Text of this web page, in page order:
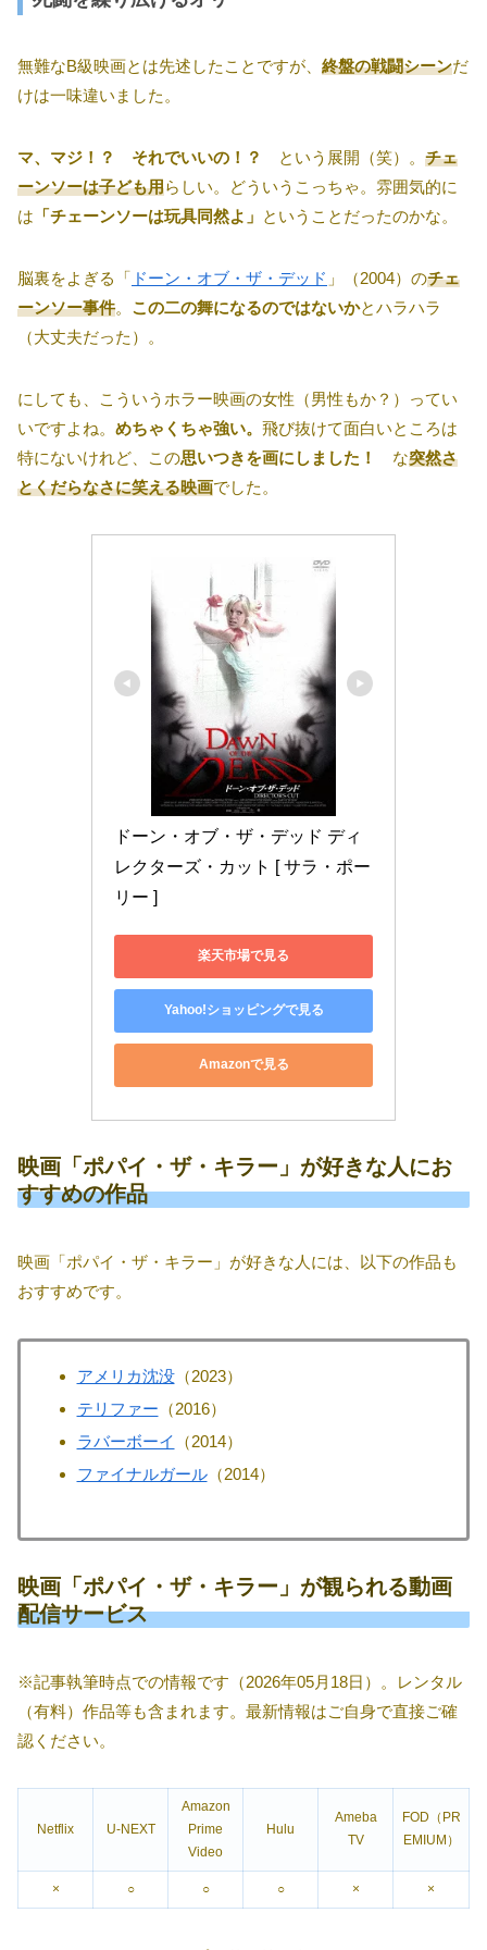
無難なB級映画とは先述したことですが、 終盤の戦闘シーンだ
けは一味違いました。
マ、マジ！？ それでいいの！？ という展開（笑）。 チェ
ーンソーは子ども用らしい。どういうこっちゃ。雰囲気的に
は 「チェーンソーは玩具同然よ」 ということだったのかな。
脳裏をよぎる「 ドーン・オブ・ザ・デッド 」（2004）のチェ
ーンソー事件。 この二の舞になるのではないかとハラハラ
（大丈夫だった）。
にしても、こういうホラー映画の女性（男性もか？）ってい
いですよね。 めちゃくちゃ強い。 飛び抜けて面白いところは
特にないけれど、この思いつきを画にしました！ な突然さ
とくだらなさに笑える映画でした。
ドーン・オブ・ザ・デッド ディ
レクターズ・カット [ サラ・ポー
リー ]
楽天市場で見る
Yahoo!ショッピングで見る
Amazonで見る
映画「ポパイ・ザ・キラー」が好きな人にお
すすめの作品
映画「ポパイ・ザ・キラー」が好きな人には、以下の作品も
おすすめです。
アメリカ沈没（2023）
テリファー （2016）
ラバーボーイ （2014）
ファイナルガール（2014）
映画「ポパイ・ザ・キラー」が観られる動画
配信サービス
※記事執筆時点での情報です（2026年05月18日）。レンタル
（有料）作品等も含まれます。最新情報はご自身で直接ご確
認ください。
Netflix U-NEXT
Amazon
Prime
Video
Hulu
Ameba
TV
FOD（PR
EMIUM）
× ○ ○ ○ × ×